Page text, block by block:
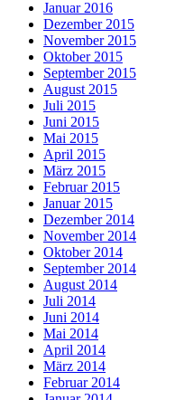
Januar 2016
Dezember 2015
November 2015
Oktober 2015
September 2015
August 2015
Juli 2015
Juni 2015
Mai 2015
April 2015
März 2015
Februar 2015
Januar 2015
Dezember 2014
November 2014
Oktober 2014
September 2014
August 2014
Juli 2014
Juni 2014
Mai 2014
April 2014
März 2014
Februar 2014